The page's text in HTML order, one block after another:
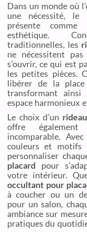
Dans un monde où
une nécessité, le
présente
esthétique.
traditionnelles, les
ne nécessitent pas
s’ouvrir, ce qui est
les petites pièces.
libérer de la
transformant ainsi
espace harmonieux
Le choix d’un
offre
incomparable.
couleurs et motifs
personnaliser
placard pour
votre intérieur.
occultant pour
à coucher ou un
pour un salon,
ambiance sur
pratiques du